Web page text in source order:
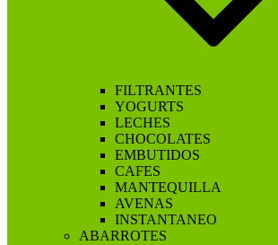
FILTRANTES
YOGURTS
LECHES
CHOCOLATES
EMBUTIDOS
CAFES
MANTEQUILLA
AVENAS
INSTANTANEO
ABARROTES